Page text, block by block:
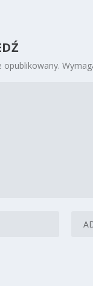
opublikowany.